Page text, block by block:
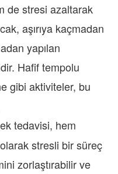
de stresi azaltarak
aşırıya kaçmadan
yapılan
Hafif tempolu
gibi aktiviteler, bu
tedavisi, hem
stresli bir süreç
zorlaştırabilir ve